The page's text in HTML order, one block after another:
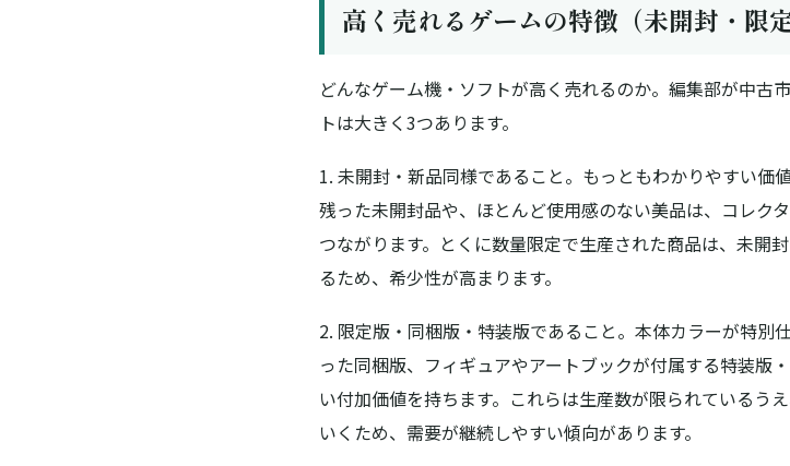
高く売れるゲームの特徴（未開封・限
どんなゲーム機・ソフトが高く売れるのか。編集部が中古
トは大きく3つあります。
1. 未開封・新品同様であること。 もっともわかりやすい価
残った未開封品や、ほとんど使用感のない美品は、コレク
つながります。とくに数量限定で生産された商品は、未開
るため、希少性が高まります。
2. 限定版・同梱版・特装版であること。 本体カラーが特別
った同梱版、フィギュアやアートブックが付属する特装版
い付加価値を持ちます。これらは生産数が限られているう
いくため、需要が継続しやすい傾向があります。